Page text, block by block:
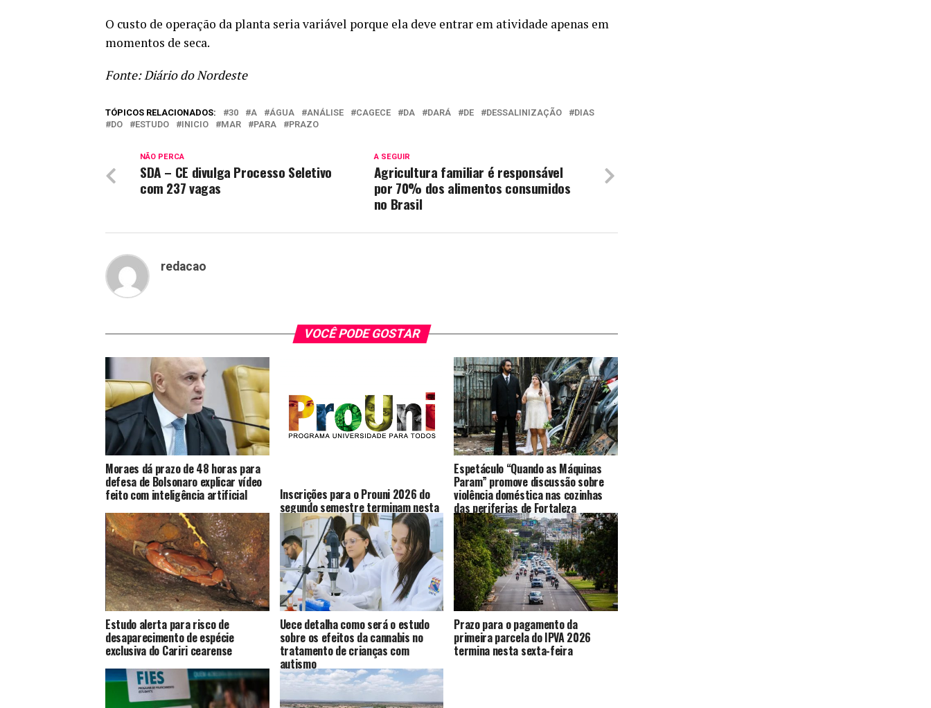
O custo de operação da planta seria variável porque ela deve entrar em atividade apenas em
momentos de seca.
Fonte: Diário do Nordeste
TÓPICOS RELACIONADOS: 30 A ÁGUA ANÁLISE CAGECE DA DARÁ DE DESSALINIZAÇÃO
DIAS
DO
ESTUDO INICIO MAR PARA PRAZO
A SEGUIR
Agricultura familiar é responsável
por 70% dos alimentos consumidos
no Brasil
NÃO PERCA
SDA – CE divulga Processo Seletivo
com 237 vagas
redacao
VOCÊ PODE GOSTAR
Moraes dá prazo de 48 horas para
defesa de Bolsonaro explicar vídeo
feito com inteligência artificial Inscrições para o Prouni 2026 do
segundo semestre terminam nesta
sexta-feira (10)
Espetáculo “Quando as Máquinas
Param” promove discussão sobre
violência doméstica nas cozinhas
das periferias de Fortaleza
Estudo alerta para risco de
desaparecimento de espécie
exclusiva do Cariri cearense
Uece detalha como será o estudo
sobre os efeitos da cannabis no
tratamento de crianças com
autismo
Prazo para o pagamento da
primeira parcela do IPVA 2026
termina nesta sexta-feira